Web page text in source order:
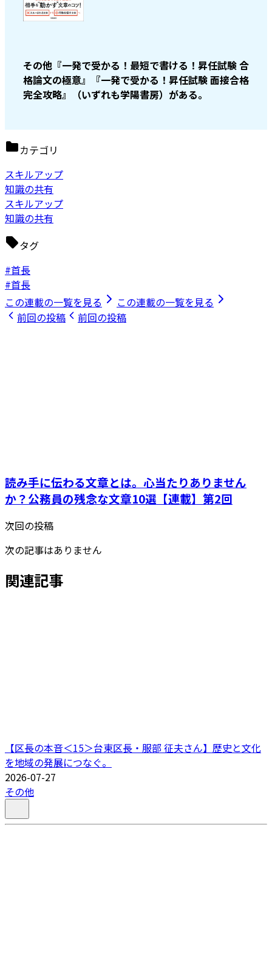
その他『一発で受かる！最短で書ける！昇任試験 合
格論文の極意』『一発で受かる！昇任試験 面接合格
完全攻略』（いずれも学陽書房）がある。
カテゴリ
スキルアップ
知識の共有
スキルアップ
知識の共有
タグ
#首長
#首長
この連載の一覧を見る
この連載の一覧を見る
前回の投稿
前回の投稿
読み手に伝わる文章とは。心当たりありません
か？公務員の残念な文章10選【連載】第2回
次回の投稿
次の記事はありません
関連記事
【区長の本音＜15＞台東区長・服部 征夫さん】歴史と文化
を地域の発展につなぐ。
2026-07-27
その他